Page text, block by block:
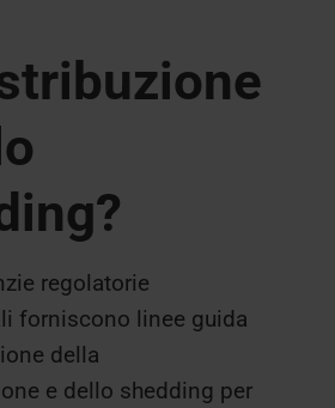
regolatorie
forniscono linee guida
della
e dello shedding per